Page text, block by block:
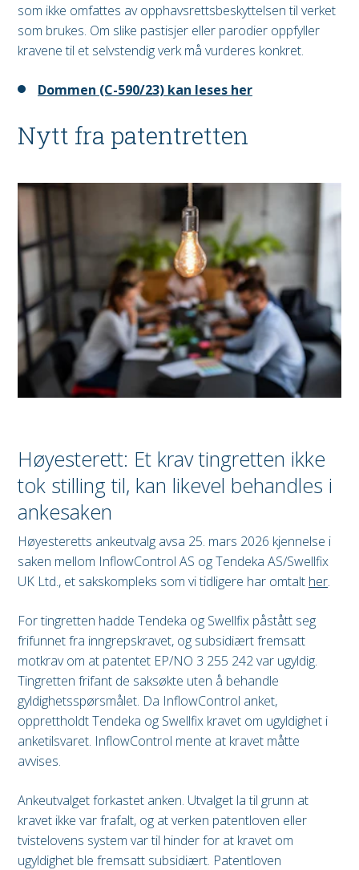
som ikke omfattes av opphavsrettsbeskyttelsen til verket
som brukes. Om slike pastisjer eller parodier oppfyller
kravene til et selvstendig verk må vurderes konkret.
Dommen (C-590/23) kan leses her
Nytt fra patentretten
Høyesterett: Et krav tingretten ikke
tok stilling til, kan likevel behandles i
ankesaken
Høyesteretts ankeutvalg avsa 25. mars 2026 kjennelse i
saken mellom InflowControl AS og Tendeka AS/Swellfix
UK Ltd., et sakskompleks som vi tidligere har omtalt her.
For tingretten hadde Tendeka og Swellfix påstått seg
frifunnet fra inngrepskravet, og subsidiært fremsatt
motkrav om at patentet EP/NO 3 255 242 var ugyldig.
Tingretten frifant de saksøkte uten å behandle
gyldighetsspørsmålet. Da InflowControl anket,
opprettholdt Tendeka og Swellfix kravet om ugyldighet i
anketilsvaret. InflowControl mente at kravet måtte
avvises.
Ankeutvalget forkastet anken. Utvalget la til grunn at
kravet ikke var frafalt, og at verken patentloven eller
tvistelovens system var til hinder for at kravet om
ugyldighet ble fremsatt subsidiært. Patentloven